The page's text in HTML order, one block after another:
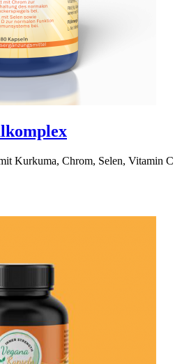
Kurkuma, Chrom, Selen, Vitamin C
als Granulat erhältlich.
bestellt. Bitte kontaktieren Sie
für die Erstbestellung!